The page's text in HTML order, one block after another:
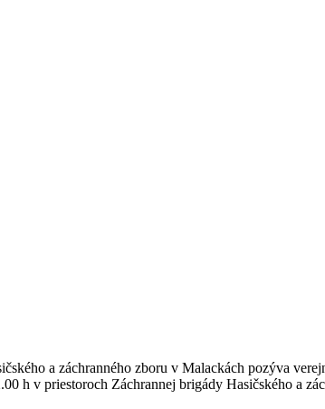
a záchranného zboru v Malackách pozýva
h v priestoroch Záchrannej brigády Hasičského a